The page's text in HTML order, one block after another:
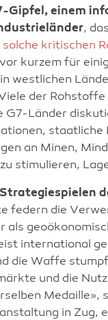
Gipfel, einem
, das
kritischen
kurzem für
westlichen
der Rohstoffe
G7-Länder
staatliche
an Minen,
stimulieren,
federn die
als
international
die Waffe
und die
Medaille»,
in Zug,